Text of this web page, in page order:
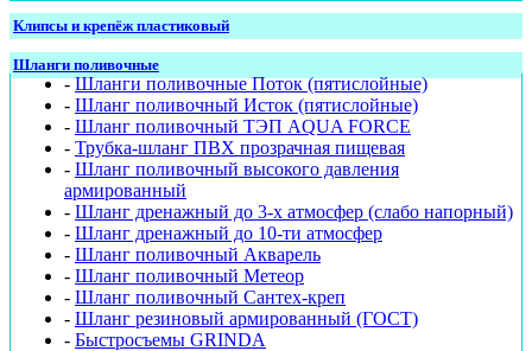
Клипсы и крепёж пластиковый
Шланги поливочные
-Шланги поливочные Поток (пятислойные)
- Шланг поливочный Исток (пятислойные)
- Шланг поливочный ТЭП AQUA FORCE
- Трубка-шланг ПВХ прозрачная пищевая
- Шланг поливочный высокого давления
армированный
- Шланг дренажный до 3-х атмосфер (слабо напорный)
- Шланг дренажный до 10-ти атмосфер
- Шланг поливочный Акварель
- Шланг поливочный Метеор
- Шланг поливочный Сантех-креп
- Шланг резиновый армированный (ГОСТ)
- Быстросъемы GRINDA